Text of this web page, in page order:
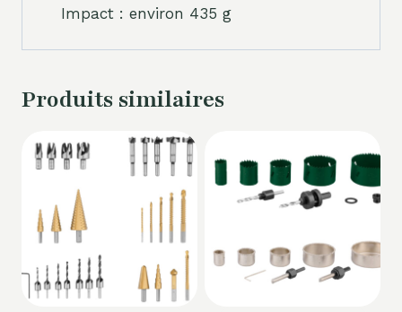
Impact : environ 435 g
Produits similaires